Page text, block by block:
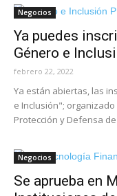
Negocios
Ya puedes
Género e
febrero 22, 2022
Ya están abiertas, las
e Inclusión";
Protección y Defensa de
Negocios
Se aprueba en